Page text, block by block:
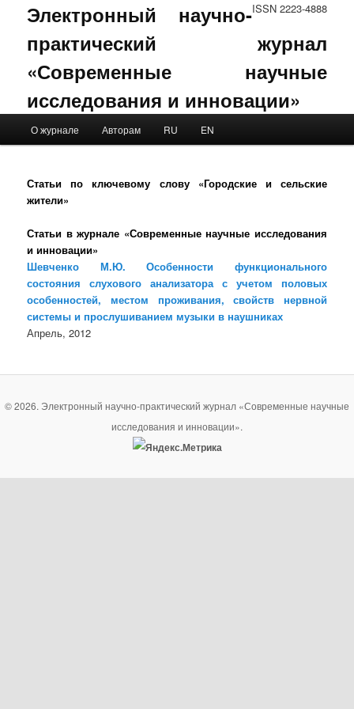
ISSN 2223-4888
Электронный научно-
практический журнал
«Современные научные
исследования и инновации»
Skip to primary content
Skip to secondary content
О журнале Авторам RU EN
Статьи по ключевому слову «Городские и сельские
жители»
Статьи в журнале «Современные научные исследования
и инновации»
Шевченко М.Ю. Особенности функционального
состояния слухового анализатора с учетом половых
особенностей, местом проживания, свойств нервной
системы и прослушиванием музыки в наушниках
Апрель, 2012
© 2026. Электронный научно-практический журнал «Современные научные
исследования и инновации».